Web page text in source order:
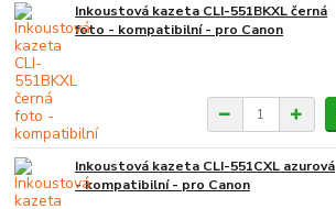
Inkoustová kazeta CLI-551BKXL černá
foto - kompatibilní - pro Canon
Inkoustová kazeta CLI-551CXL azurová
- kompatibilní - pro Canon